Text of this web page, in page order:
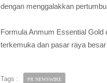
dengan menggalakkan
Formula Anmum Essential Gold
terkemuka dan pasar raya
Tags : PR NEWSWIRE